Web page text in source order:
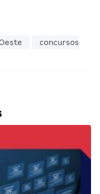
concursos